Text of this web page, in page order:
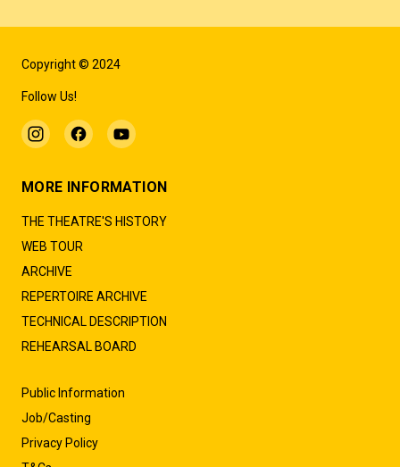
Copyright © 2024
Follow Us!
MORE INFORMATION
THE THEATRE'S HISTORY
WEB TOUR
ARCHIVE
REPERTOIRE ARCHIVE
TECHNICAL DESCRIPTION
REHEARSAL BOARD
Public Information
Job/Casting
Privacy Policy